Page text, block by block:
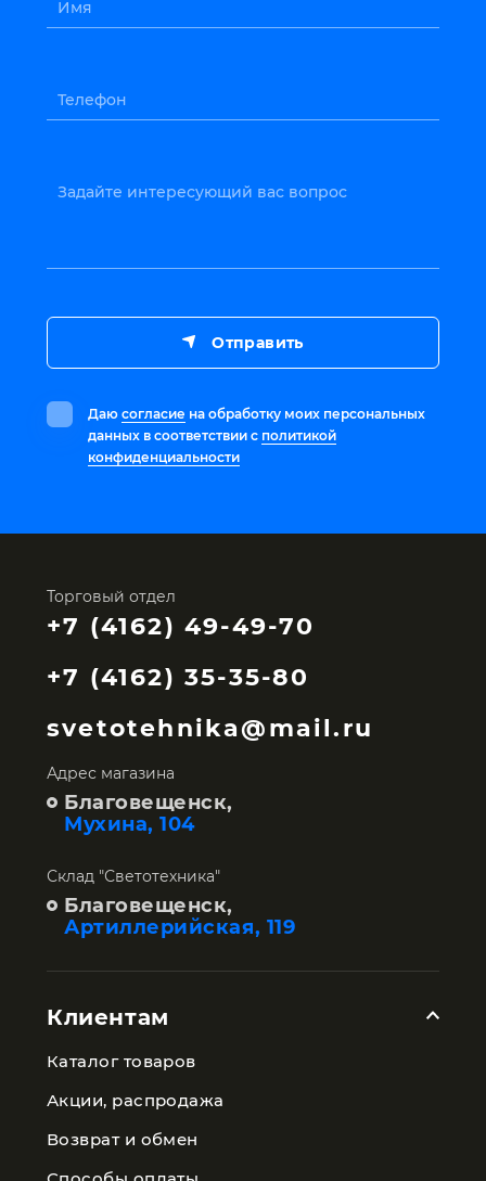
Имя
Телефон
Задайте интересующий вас вопрос
Даю согласие на обработку моих персональных
данных в соответствии с политикой
конфиденциальности
Отправить
Торговый отдел
+7 (4162) 49-49-70
+7 (4162) 35-35-80
svetotehnika@mail.ru
Адрес магазина
Благовещенск,
Мухина, 104
Склад "Светотехника"
Благовещенск,
Артиллерийская, 119
Клиентам
Каталог товаров
Акции, распродажа
Возврат и обмен